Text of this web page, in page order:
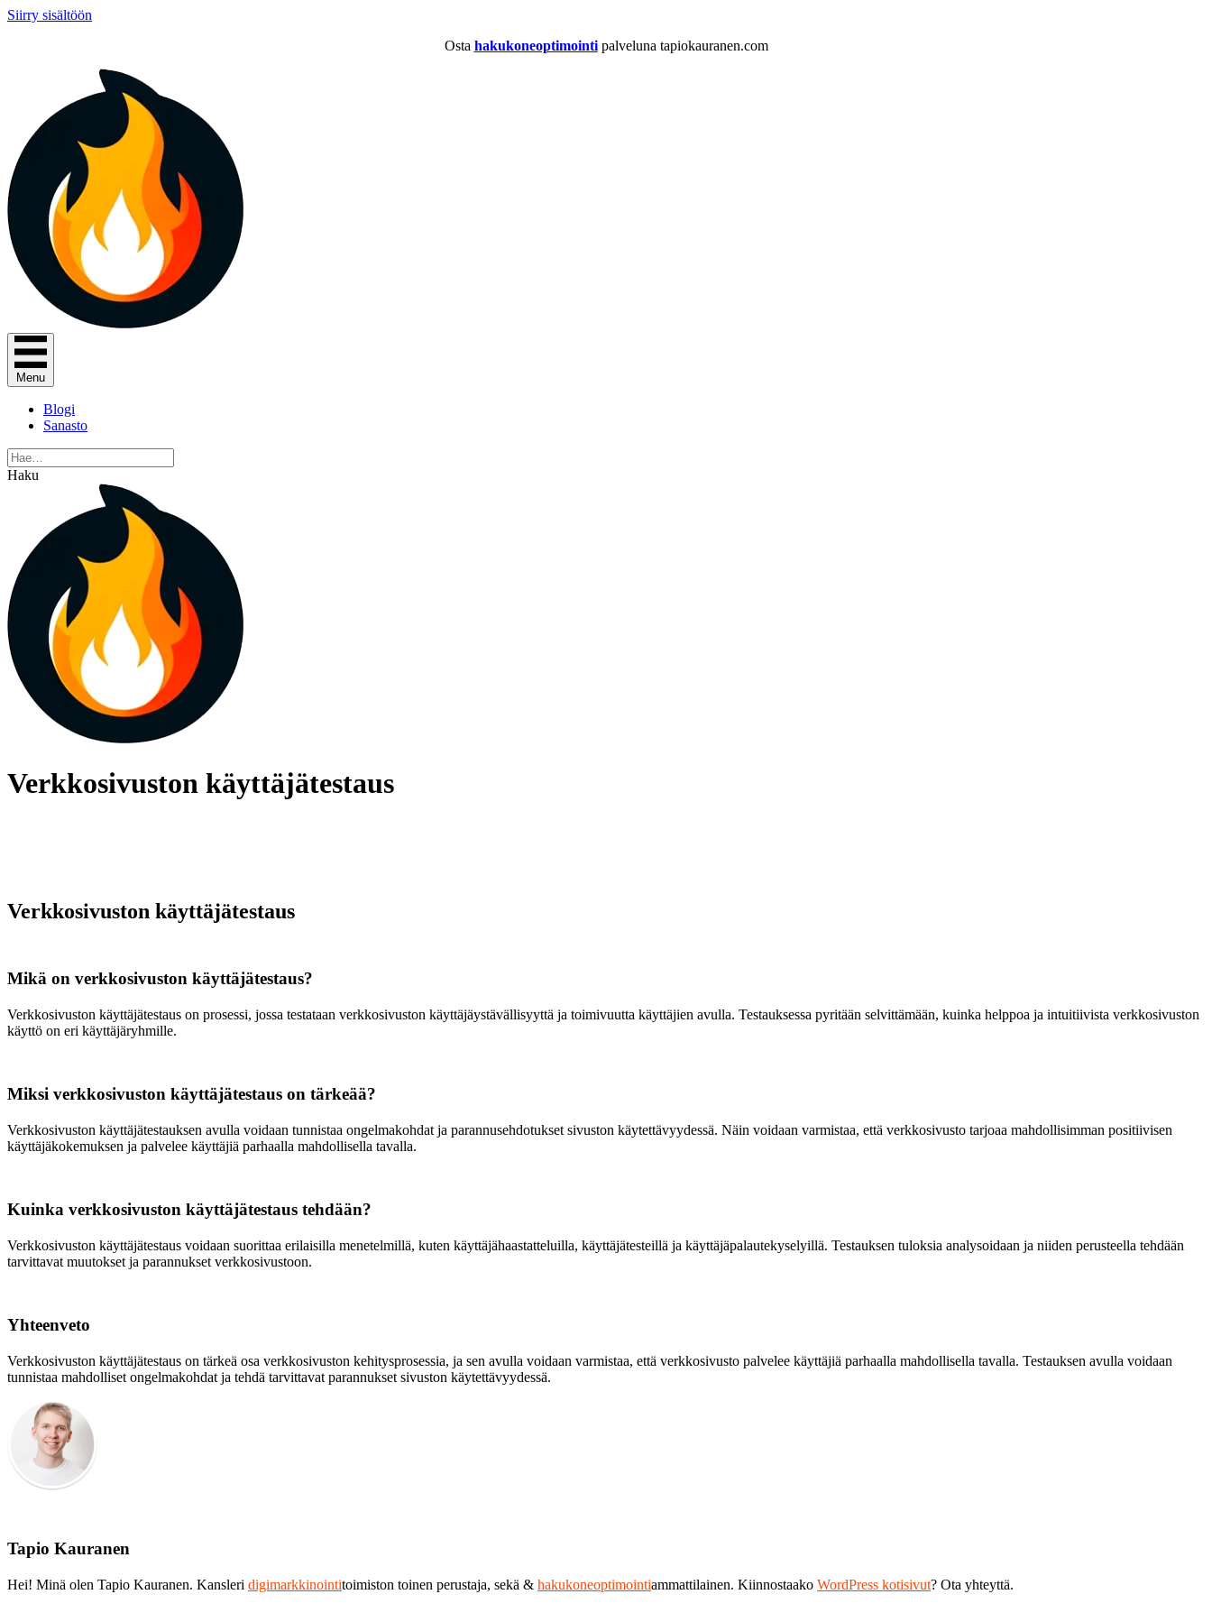
Siirry sisältöön
Osta hakukoneoptimointi palveluna tapiokauranen.com
Menu
Blogi
Sanasto
Haku
Verkkosivuston käyttäjätestaus
Verkkosivuston käyttäjätestaus
Mikä on verkkosivuston käyttäjätestaus?
Verkkosivuston käyttäjätestaus on prosessi, jossa testataan verkkosivuston käyttäjäystävällisyyttä ja toimivuutta käyttäjien avulla. Testauksessa pyritään selvittämään, kuinka helppoa ja intuitiivista verkkosivuston
käyttö on eri käyttäjäryhmille.
Miksi verkkosivuston käyttäjätestaus on tärkeää?
Verkkosivuston käyttäjätestauksen avulla voidaan tunnistaa ongelmakohdat ja parannusehdotukset sivuston käytettävyydessä. Näin voidaan varmistaa, että verkkosivusto tarjoaa mahdollisimman positiivisen
käyttäjäkokemuksen ja palvelee käyttäjiä parhaalla mahdollisella tavalla.
Kuinka verkkosivuston käyttäjätestaus tehdään?
Verkkosivuston käyttäjätestaus voidaan suorittaa erilaisilla menetelmillä, kuten käyttäjähaastatteluilla, käyttäjätesteillä ja käyttäjäpalautekyselyillä. Testauksen tuloksia analysoidaan ja niiden perusteella tehdään
tarvittavat muutokset ja parannukset verkkosivustoon.
Yhteenveto
Verkkosivuston käyttäjätestaus on tärkeä osa verkkosivuston kehitysprosessia, ja sen avulla voidaan varmistaa, että verkkosivusto palvelee käyttäjiä parhaalla mahdollisella tavalla. Testauksen avulla voidaan
tunnistaa mahdolliset ongelmakohdat ja tehdä tarvittavat parannukset sivuston käytettävyydessä.
Tapio Kauranen
Hei! Minä olen Tapio Kauranen. Kansleri digimarkkinointitoimiston toinen perustaja, sekä & hakukoneoptimointiammattilainen. Kiinnostaako WordPress kotisivut? Ota yhteyttä.